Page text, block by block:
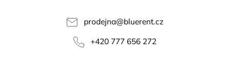
prodejna@bluerent.cz
+420 777 656 272